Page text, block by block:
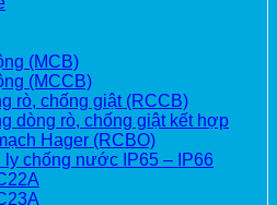
(MCB)
(MCCB)
rò, chống giật (RCCB)
dòng rò, chống giật kết hợp
Hager (RCBO)
ly chống nước IP65 – IP66